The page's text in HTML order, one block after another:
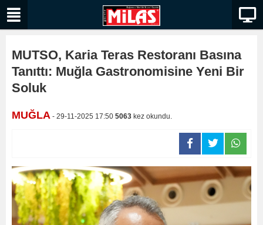
MUTSO, Karia Teras Restoranı Basına
Tanıttı: Muğla Gastronomisine Yeni Bir
Soluk
MUĞLA - 29-11-2025 17:50 5063 kez okundu.